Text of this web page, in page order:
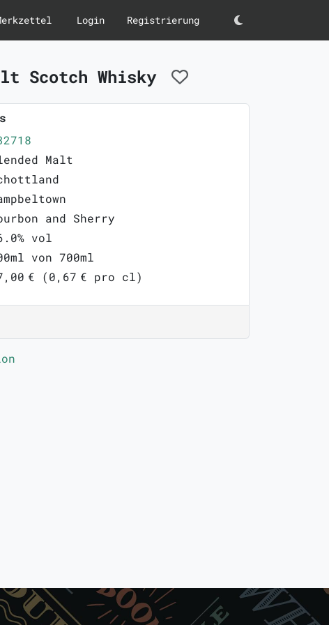
Login Registrierung Darkmode
Scotch Whisky
Malt
and Sherry
vol
von 700ml
€ (0,67 € pro cl)